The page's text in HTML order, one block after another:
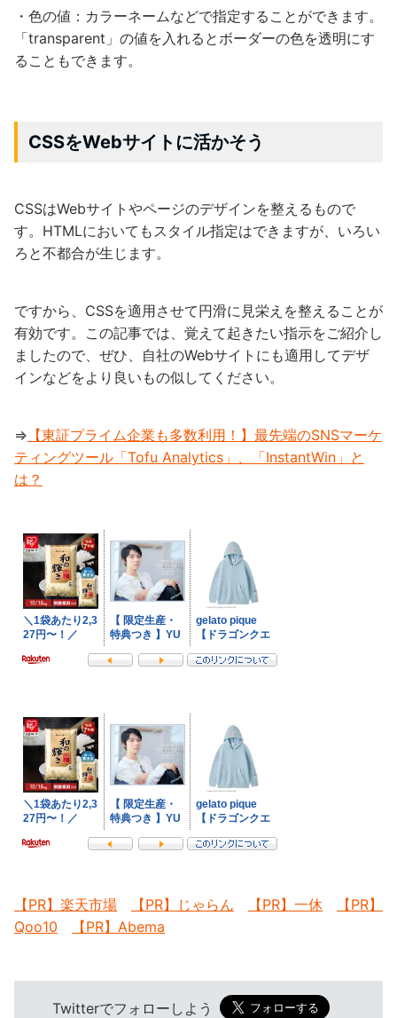
・色の値：カラーネームなどで指定することができます。
「transparent」の値を入れるとボーダーの色を透明にす
ることもできます。
CSSをWebサイトに活かそう
CSSはWebサイトやページのデザインを整えるもので
す。HTMLにおいてもスタイル指定はできますが、いろい
ろと不都合が生じます。
ですから、CSSを適用させて円滑に見栄えを整えることが
有効です。この記事では、覚えて起きたい指示をご紹介し
ましたので、ぜひ、自社のWebサイトにも適用してデザ
インなどをより良いもの似してください。
⇒ 【東証プライム企業も多数利用！】最先端のSNSマーケ
ティングツール「Tofu Analytics」、「InstantWin」と
は？
【PR】楽天市場 【PR】じゃらん 【PR】一休
【PR】
Qoo10
【PR】Abema
Twitterでフォローしよう